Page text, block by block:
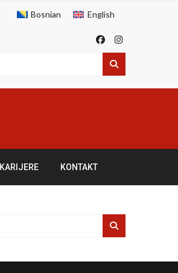
Bosnian English
KARIJERE KONTAKT